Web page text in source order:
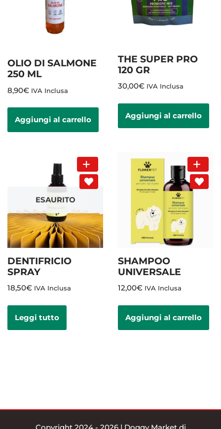
OLIO DI SALMONE
250 ML
8,90€ IVA Inclusa
Aggiungi al carrello
THE SUPER PRO
120 GR
30,00€ IVA Inclusa
Aggiungi al carrello
ESAURITO
DENTIFRICIO
SPRAY
18,50€ IVA Inclusa
Leggi tutto
SHAMPOO
UNIVERSALE
12,00€ IVA Inclusa
Aggiungi al carrello